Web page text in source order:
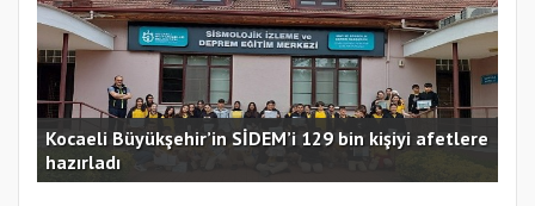
Kocaeli Büyükşehir’in SİDEM’i 129 bin kişiyi afetlere
hazırladı